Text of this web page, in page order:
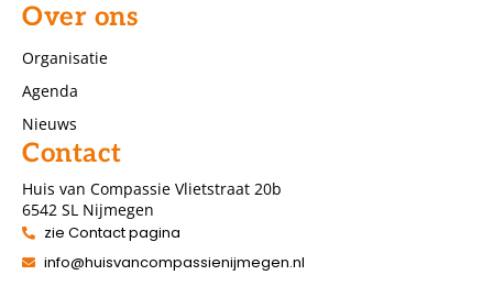
Over ons
Organisatie
Agenda
Nieuws
Contact
Huis van Compassie Vlietstraat 20b
6542 SL Nijmegen
zie Contact pagina
info@huisvancompassienijmegen.nl